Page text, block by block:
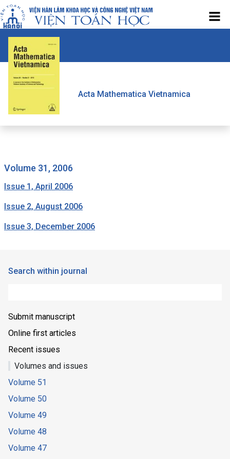
Acta Mathematica Vietnamica
volume 31, 2006
Issue 1, April 2006
Issue 2, August 2006
Issue 3, December 2006
Search within journal
Submit manuscript
Online first articles
Recent issues
Volumes and issues
Volume 51
Volume 50
Volume 49
Volume 48
Volume 47